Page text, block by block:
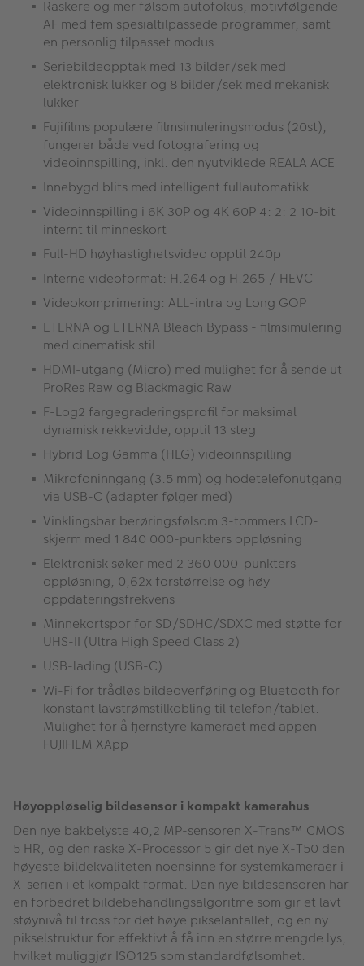
Raskere og mer følsom autofokus, motivfølgende
AF med fem spesialtilpassede programmer, samt
en personlig tilpasset modus
Seriebildeopptak med 13 bilder/sek med
elektronisk lukker og 8 bilder/sek med mekanisk
lukker
Fujifilms populære filmsimuleringsmodus (20st),
fungerer både ved fotografering og
videoinnspilling, inkl. den nyutviklede REALA ACE
Innebygd blits med intelligent fullautomatikk
Videoinnspilling i 6K 30P og 4K 60P 4: 2: 2 10-bit
internt til minneskort
Full-HD høyhastighetsvideo opptil 240p
Interne videoformat: H.264 og H.265 / HEVC
Videokomprimering: ALL-intra og Long GOP
ETERNA og ETERNA Bleach Bypass - filmsimulering
med cinematisk stil
HDMI-utgang (Micro) med mulighet for å sende ut
ProRes Raw og Blackmagic Raw
F-Log2 fargegraderingsprofil for maksimal
dynamisk rekkevidde, opptil 13 steg
Hybrid Log Gamma (HLG) videoinnspilling
Mikrofoninngang (3.5 mm) og hodetelefonutgang
via USB-C (adapter følger med)
Vinklingsbar berøringsfølsom 3-tommers LCD-
skjerm med 1 840 000-punkters oppløsning
Elektronisk søker med 2 360 000-punkters
oppløsning, 0,62x forstørrelse og høy
oppdateringsfrekvens
Minnekortspor for SD/SDHC/SDXC med støtte for
UHS-II (Ultra High Speed Class 2)
USB-lading (USB-C)
Wi-Fi for trådløs bildeoverføring og Bluetooth for
konstant lavstrømstilkobling til telefon/tablet.
Mulighet for å fjernstyre kameraet med appen
FUJIFILM XApp
Høyoppløselig bildesensor i kompakt kamerahus
Den nye bakbelyste 40,2 MP-sensoren X-Trans™ CMOS
5 HR, og den raske X-Processor 5 gir det nye X-T50 den
høyeste bildekvaliteten noensinne for systemkameraer i
X-serien i et kompakt format. Den nye bildesensoren har
en forbedret bildebehandlingsalgoritme som gir et lavt
støynivå til tross for det høye pikselantallet, og en ny
pikselstruktur for effektivt å få inn en større mengde lys,
hvilket muliggjør ISO125 som standardfølsomhet.